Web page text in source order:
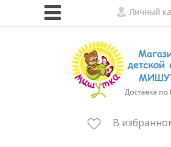
Личный
В